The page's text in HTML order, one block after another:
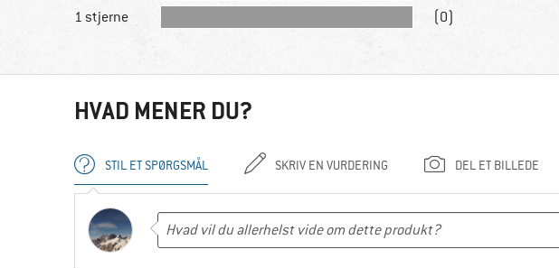
1 stjerne
(0)
HVAD MENER DU?
STIL ET SPØRGSMÅL SKRIV EN VURDERING DEL ET BILLEDE